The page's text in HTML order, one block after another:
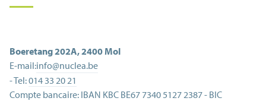
Boeretang 202A,2400Mol
E-mail:info@nuclea.be
- Tel:014 33 20 21
Compte bancaire: IBAN KBC BE67 7340 5127 2387 - BIC